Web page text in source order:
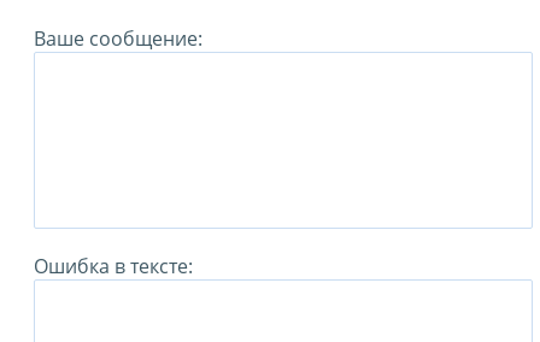
Ваше сообщение:
Ошибка в тексте: